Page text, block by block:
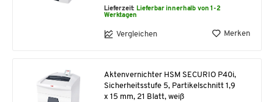
Lieferzeit: Lieferbar innerhalb von 1-2
Werktagen
Vergleichen Merken
Aktenvernichter HSM SECURIO P40i,
Sicherheitsstufe 5, Partikelschnitt 1,9
x 15 mm, 21 Blatt, weiß